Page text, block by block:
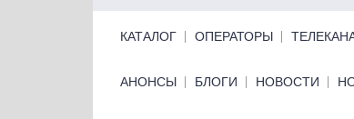
КАТАЛОГ ОПЕРАТОРЫ
Primary links bottom
АНОНСЫ БЛОГИ НОВОСТИ